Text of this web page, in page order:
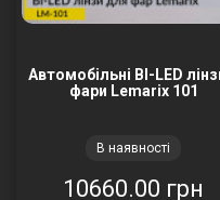
Автомобільні BI-LED
фари Lemarix 101
В наявності
10660.00 грн